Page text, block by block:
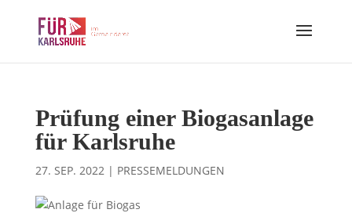
Prüfung einer Biogasanlage
für Karlsruhe
27. SEP. 2022| PRESSEMELDUNGEN